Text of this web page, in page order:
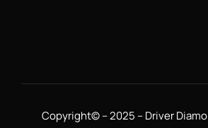
Copyright© – 2025 – Driver